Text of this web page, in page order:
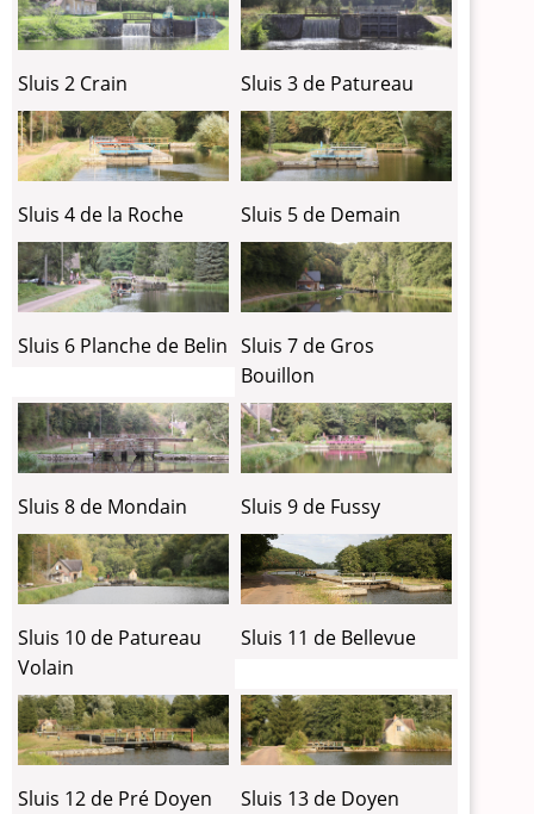
Sluis 2 Crain Sluis 3 de Patureau
Sluis 4 de la Roche Sluis 5 de Demain
Sluis 6 Planche de Belin Sluis 7 de Gros
Bouillon
Sluis 8 de Mondain Sluis 9 de Fussy
Sluis 10 de Patureau
Volain
Sluis 11 de Bellevue
Sluis 12 de Pré Doyen Sluis 13 de Doyen